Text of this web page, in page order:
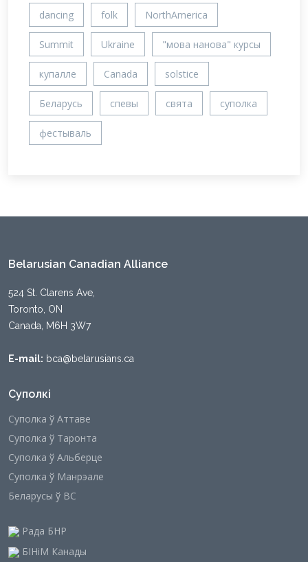
dancing folk NorthAmerica
Summit Ukraine "мова нанова" курсы
купалле Canada solstice
Беларусь спевы свята суполка
фестываль
Belarusian Canadian Alliance
524 St. Clarens Ave,
Toronto, ON
Canada, M6H 3W7
E-mail: bca@belarusians.ca
Суполкі
Суполка ў Аттаве
Суполка ў Таронта
Суполка ў Альберце
Суполка ў Манрэале
Беларусы ў ВС
Рада БНР
БІНіМ Канады